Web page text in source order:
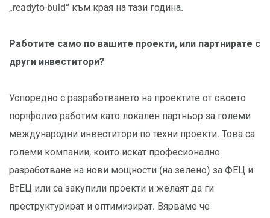
„readyto-buld“ към края на тази година.
Работите само по вашите проекти, или партнирате с
други инвеститори?
Успоредно с разработването на проектите от своето
портфолио работим като локален партньор за големи
международни инвеститори по техни проекти. Това са
големи компании, които искат професионално
разработване на нови мощности (на зелено) за ФЕЦ и
ВтЕЦ или са закупили проекти и желаят да ги
преструктурират и оптимизират. Вярваме че